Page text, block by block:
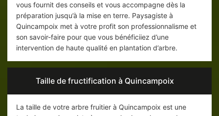
vous fournit des conseils et vous accompagne dès la
préparation jusqu’à la mise en terre. Paysagiste à
Quincampoix met à votre profit son professionnalisme et
son savoir-faire pour que vous bénéficiiez d’une
intervention de haute qualité en plantation d’arbre.
Taille de fructification à Quincampoix
La taille de votre arbre fruitier à Quincampoix est une